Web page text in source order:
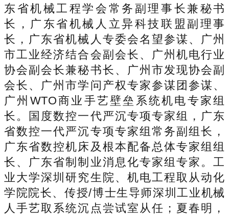
东省机械工程学会常务副理事长兼秘书
长，广东省机械人立异科技联盟副理事
长，广东省机械人专委会名望参谋、广州
市工业经济结合会副会长、广州机电行业
协会副会长兼秘书长、广州市发现协会副
会长、广州市学问产权专家参谋团参谋、
广州WTO商业手艺壁垒系统机电专家组
长。国度数控一代严沉专项专家组，广东
省数控一代严沉专项专家组常务副组长，
广东省数控机床及根本配备总体专家组组
长、广东省制制业消息化专家组专家。工
业大学深圳研究生院、机电工程取从动化
学院院长、传授/博士生导师深圳工业机械
人手艺取系统沉点尝试室从任；夏春明，